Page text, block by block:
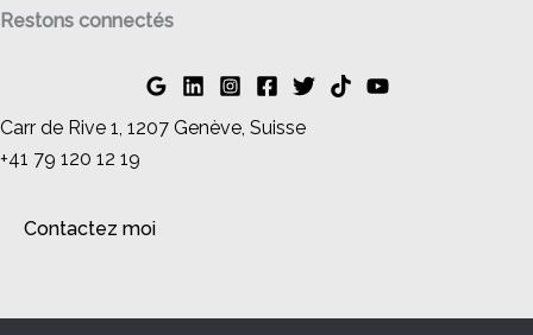
Restons connectés
Carr de Rive 1, 1207 Genève, Suisse
+41 79 120 12 19
Contactez moi